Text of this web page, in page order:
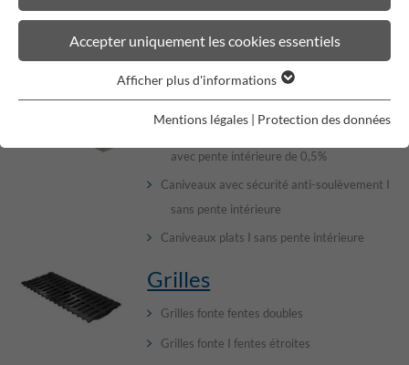
BIRCOlight
Caniveaux
avec pente intérieure de 0,5%
Caniveaux avec sécurité anti-soulèvement I
sans pente intérieure
Caniveaux plats I sans pente intérieure
Grilles
Grilles fonte fentes doubles
Grilles fonte I fentes étroites
Accepter uniquement les cookies essentiels
Afficher plus d'informations
Mentions légales | Protection des données